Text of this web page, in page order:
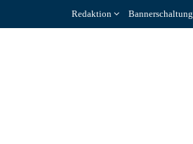
Redaktion Bannerschaltung